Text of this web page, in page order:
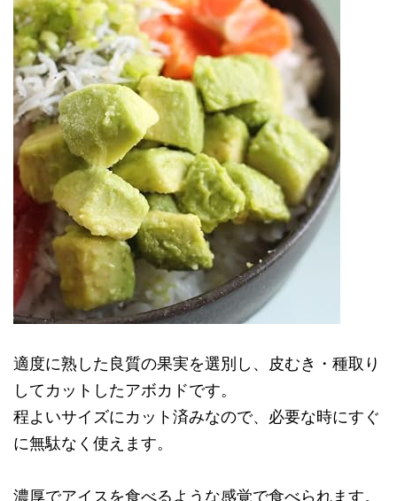
適度に熟した良質の果実を選別し、皮むき・種取り
してカットしたアボカドです。
程よいサイズにカット済みなので、必要な時にすぐ
に無駄なく使えます。
濃厚でアイスを食べるような感覚で食べられます。